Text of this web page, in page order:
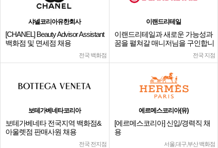
샤넬코리아유한회사
[CHANEL] Beauty Advisor Assistant
백화점 및 면세점 채용
전국 백화점
이랜드리테일
이랜드리테일과 새로운 가능성과
꿈을 펼쳐갈 매니저님을 구인합니
전국 지점
보테가베네타코리아
보테가베네타 전국지역 백화점&
아울렛점 판매사원 채용
전국 전지점
에르메스코리아(유)
[에르메스코리아] 신입/경력직 채
용
서울,대구,부산 백화점